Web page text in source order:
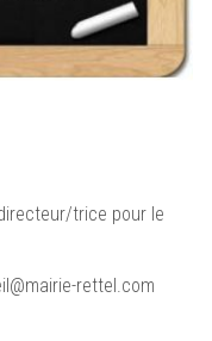
trice pour le
rettel.com